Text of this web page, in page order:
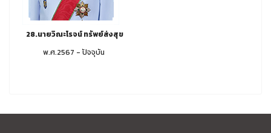
28.นายวิณะโรจน์ ทรัพย์ส่งสุข
พ.ศ.2567 - ปัจจุบัน